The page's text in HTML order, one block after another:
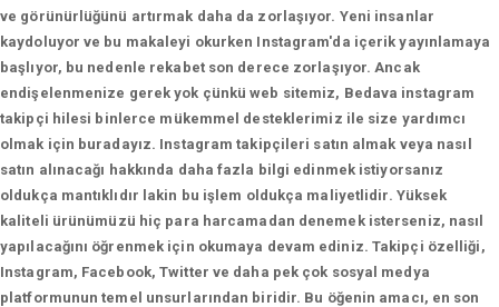
ve görünürlüğünü artırmak daha da zorlaşıyor. Yeni insanlar
kaydoluyor ve bu makaleyi okurken Instagram'da içerik yayınlamaya
başlıyor, bu nedenle rekabet son derece zorlaşıyor. Ancak
endişelenmenize gerek yok çünkü web sitemiz, Bedava instagram
takipçi hilesi binlerce mükemmel desteklerimiz ile size yardımcı
olmak için buradayız. Instagram takipçileri satın almak veya nasıl
satın alınacağı hakkında daha fazla bilgi edinmek istiyorsanız
oldukça mantıklıdır lakin bu işlem oldukça maliyetlidir. Yüksek
kaliteli ürünümüzü hiç para harcamadan denemek isterseniz, nasıl
yapılacağını öğrenmek için okumaya devam ediniz. Takipçi özelliği,
Instagram, Facebook, Twitter ve daha pek çok sosyal medya
platformunun temel unsurlarından biridir. Bu öğenin amacı, en son